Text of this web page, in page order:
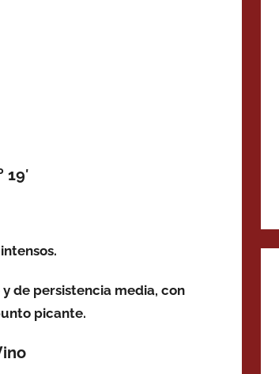
de persistencia media, con
picante.